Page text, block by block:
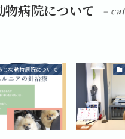
物病院について –
じな動物病院について